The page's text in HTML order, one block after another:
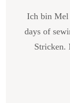
Ich bin Mel
days of
Stricken.